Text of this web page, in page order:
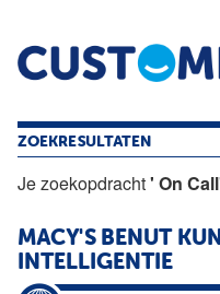
Home Opinie
ZOEKRESULTATEN
Je zoekopdracht' On
MACY'S BENUT
INTELLIGENTIE